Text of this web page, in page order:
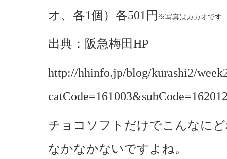
オ、各1個）各501円 ※写真はカカオです
出典：阪急梅田HP
http://hhinfo.jp/blog/kurashi2/
チョコソフトだけでこんなに
なかなかないですよね。